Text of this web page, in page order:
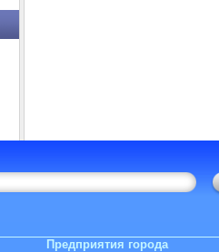
Предприятия города